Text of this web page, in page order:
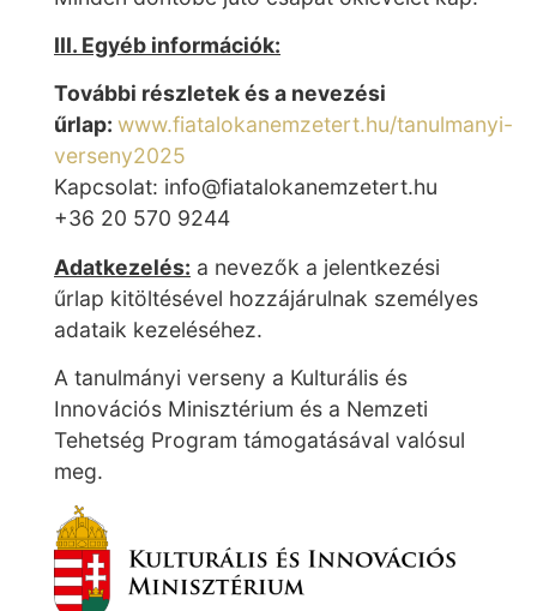
III. Egyéb információk:
További részletek és a nevezési
űrlap: www.fiatalokanemzetert.hu/tanulmanyi-
verseny2025
Kapcsolat: info@fiatalokanemzetert.hu
+36 20 570 9244
Adatkezelés: a nevezők a jelentkezési
űrlap kitöltésével hozzájárulnak személyes
adataik kezeléséhez.
A tanulmányi verseny a Kulturális és
Innovációs Minisztérium és a Nemzeti
Tehetség Program támogatásával valósul
meg.